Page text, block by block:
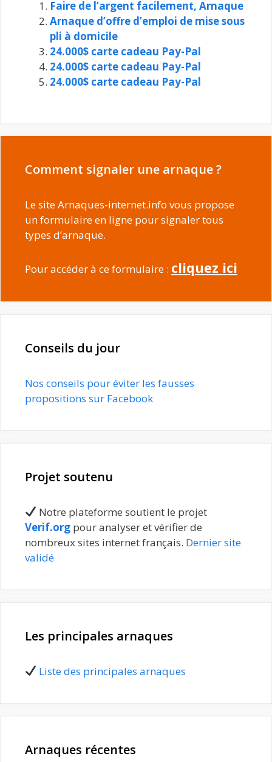
Faire de l’argent facilement, Arnaque
Arnaque d’offre d’emploi de mise sous
pli à domicile
24.000$ carte cadeau Pay-Pal
24.000$ carte cadeau Pay-Pal
24.000$ carte cadeau Pay-Pal
Comment signaler une arnaque ?
Le site Arnaques-internet.info vous propose
un formulaire en ligne pour signaler tous
types d’arnaque.
Pour accéder à ce formulaire : cliquez ici
Conseils du jour
Nos conseils pour éviter les fausses
propositions sur Facebook
Projet soutenu
Notre plateforme soutient le projet
Verif.org pour analyser et vérifier de
nombreux sites internet français. Dernier site
validé
Les principales arnaques
Liste des principales arnaques
Arnaques récentes